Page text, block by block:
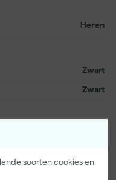
soorten cookies en
werkt of buiten op
comfortabel op zijn plek
Heren
Zwart
Zwart